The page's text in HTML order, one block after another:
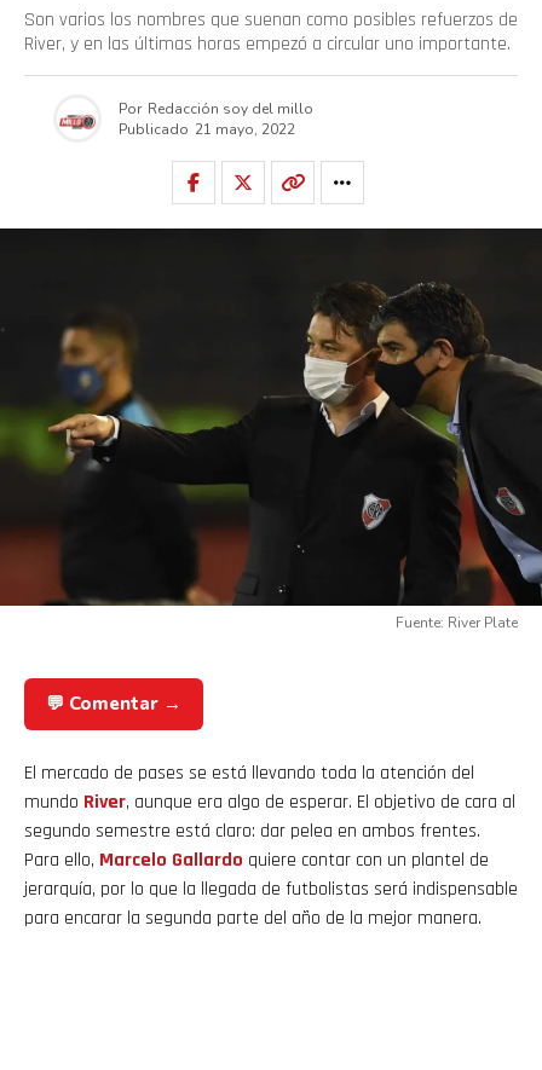
Son varios los nombres que suenan como posibles refuerzos de
River, y en las últimas horas empezó a circular uno importante.
Por Redacción soy del millo
Publicado 21 mayo, 2022
Fuente: River Plate
💬 Comentar →
El mercado de pases se está llevando toda la atención del
mundo River, aunque era algo de esperar. El objetivo de cara al
segundo semestre está claro: dar pelea en ambos frentes.
Para ello, Marcelo Gallardo quiere contar con un plantel de
jerarquía, por lo que la llegada de futbolistas será indispensable
para encarar la segunda parte del año de la mejor manera.